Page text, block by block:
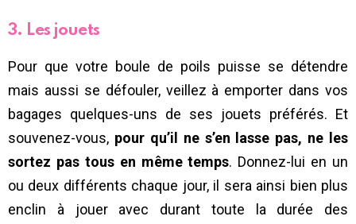
3. Les jouets
Pour que votre boule de poils puisse se détendre
mais aussi se défouler, veillez à emporter dans vos
bagages quelques-uns de ses jouets préférés. Et
souvenez-vous, pour qu’il ne s’en lasse pas, ne les
sortez pas tous en même temps. Donnez-lui en un
ou deux différents chaque jour, il sera ainsi bien plus
enclin à jouer avec durant toute la durée des